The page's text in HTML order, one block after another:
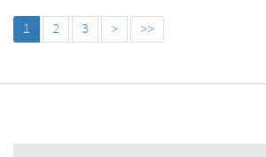
1 2 3 > >>